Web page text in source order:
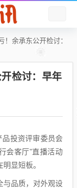
！余承东公开检讨：
检讨：早年
品投资评审委员会
会客厅"直播活动
显短板。
与品质，对外观设